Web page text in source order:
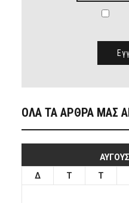
ΟΛΑ ΤΑ ΑΡΘΡΑ ΜΑΣ
Δ
Τ Τ